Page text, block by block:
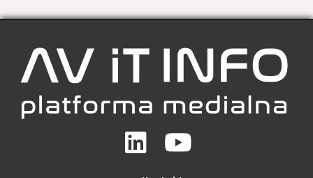
LinkedinYoutube